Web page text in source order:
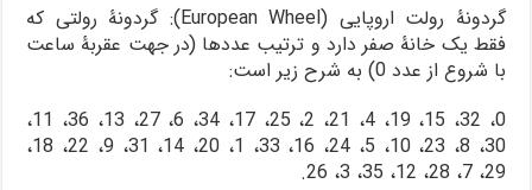
گردونۀ رولت اروپایی (European Wheel): گردونۀ رولتی که
فقط یک خانۀ صفر دارد و ترتیب عددها (در جهت عقربۀ ساعت
با شروع از عدد 0) به شرح زیر است:
0، 32، 15، 19، 4، 21، 2، 25، 17، 34، 6، 27، 13، 36، 11،
30، 8، 23، 10، 5، 24، 16، 33، 1، 20، 14، 31، 9، 22، 18،
29، 7، 28، 12، 35، 3، 26.